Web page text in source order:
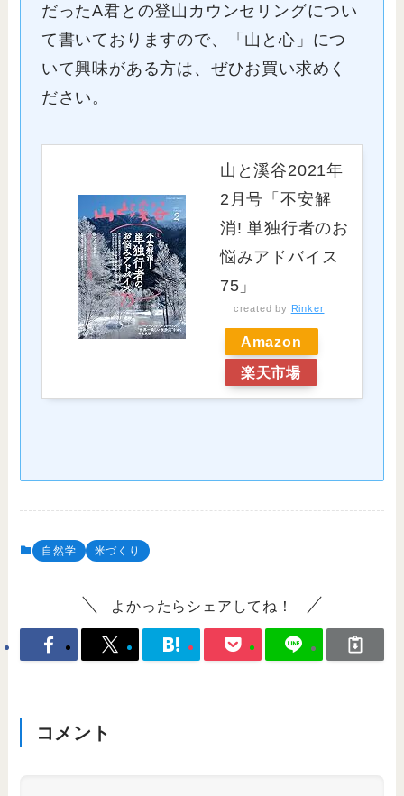
だったA君との登山カウンセリングについ
て書いておりますので、「山と心」につ
いて興味がある方は、ぜひお買い求めく
ださい。
山と溪谷2021年
2月号「不安解
消! 単独行者のお
悩みアドバイス
75」
created by Rinker
Amazon
楽天市場
自然学 米づくり
よかったらシェアしてね！
コメント